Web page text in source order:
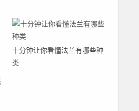
十分钟让你看懂法兰有哪些种
类